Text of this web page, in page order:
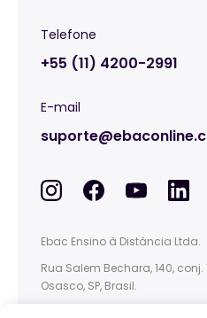
Telefone
+55 (11) 4200-2991
E-mail
Ebac Ensino à Distância Ltda.
Rua Salem Bechara, 140, conj.
Osasco, SP, Brasil.